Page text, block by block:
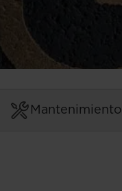
Mantenimiento